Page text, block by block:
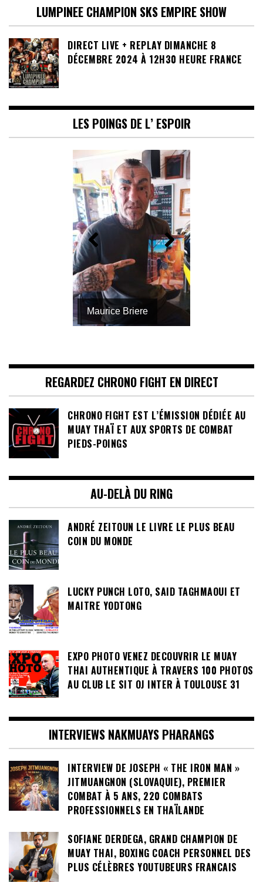
LUMPINEE CHAMPION SKS EMPIRE SHOW
DIRECT LIVE + REPLAY DIMANCHE 8
DÉCEMBRE 2024 À 12H30 HEURE FRANCE
LES POINGS DE L’ ESPOIR
Maurice Briere
REGARDEZ CHRONO FIGHT EN DIRECT
CHRONO FIGHT EST L’ÉMISSION DÉDIÉE AU
MUAY THAÏ ET AUX SPORTS DE COMBAT
PIEDS-POINGS
AU-DELÀ DU RING
ANDRÉ ZEITOUN LE LIVRE LE PLUS BEAU
COIN DU MONDE
LUCKY PUNCH LOTO, SAID TAGHMAOUI ET
MAITRE YODTONG
EXPO PHOTO VENEZ DECOUVRIR LE MUAY
THAI AUTHENTIQUE À TRAVERS 100 PHOTOS
AU CLUB LE SIT OJ INTER À TOULOUSE 31
INTERVIEWS NAKMUAYS PHARANGS
INTERVIEW DE JOSEPH « THE IRON MAN »
JITMUANGNON (SLOVAQUIE), PREMIER
COMBAT À 5 ANS, 220 COMBATS
PROFESSIONNELS EN THAÏLANDE
SOFIANE DERDEGA, GRAND CHAMPION DE
MUAY THAI, BOXING COACH PERSONNEL DES
PLUS CÉLÈBRES YOUTUBEURS FRANCAIS